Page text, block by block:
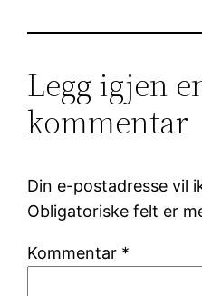
Legg igjen
kommentar
Din e-postadresse vil
Obligatoriske felt er
Kommentar *